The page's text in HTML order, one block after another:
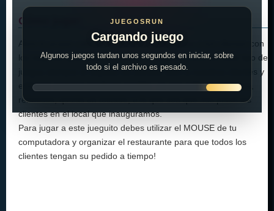
JUEGOSRUN
Cargando juego
Algunos juegos tardan unos segundos en iniciar, sobre
todo si el archivo es pesado.
Cómo jugar:
Abre tu propio café en la ciudad e impresiona a tus clientes con
los mejores aperitivos de todo el condado. Como en este tipo de
juegos siempre el objetivo es atender bien a nuestros clientes y
entregar el mejor producto posible, ya sea café, te, gaseosa,
refrescos, quizás un tostado, o lo que sea que nos pidan los
clientes en el local que inauguramos.
Para jugar a este jueguito debes utilizar el MOUSE de tu
computadora y organizar el restaurante para que todos los
clientes tengan su pedido a tiempo!